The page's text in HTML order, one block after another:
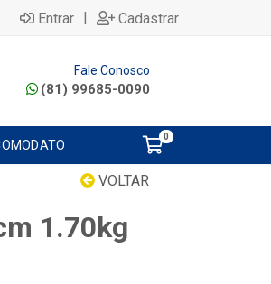
Entrar | Cadastrar
Fale Conosco
(81) 99685-0090
0
VOLTAR
1.70kg